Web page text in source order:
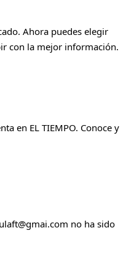
Ahora puedes elegir
con la mejor información.
en EL TIEMPO. Conoce y
no ha sido